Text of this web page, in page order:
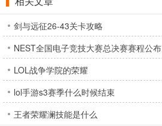
剑与远征26-43关卡攻略
NEST全国电子竞技大赛总决赛赛程公布
LOL战争学院的荣耀
lol手游s3赛季什么时候结束
王者荣耀澜技能是什么